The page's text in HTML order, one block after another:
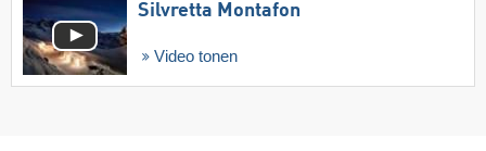
Silvretta Montafon
Video tonen